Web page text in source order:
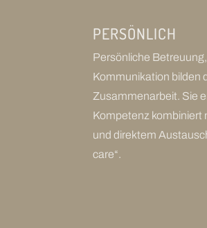
PERSÖNLICH
Persönliche
Kommunikation bilden
Zusammenarbeit. Sie
Kompetenz kombiniert
und direktem
care“.